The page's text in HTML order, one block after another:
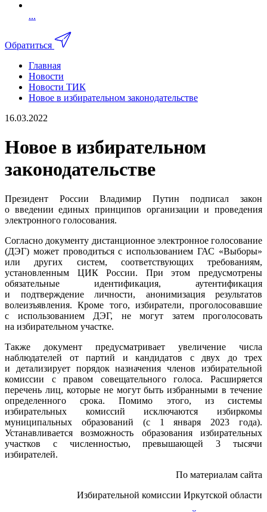
...
Обратиться
Главная
Новости
Новости ТИК
Новое в избирательном законодательстве
16.03.2022
Новое в избирательном
законодательстве
Президент России Владимир Путин подписал закон
о введении единых принципов организации и проведения
электронного голосования.
Согласно документу дистанционное электронное голосование
(ДЭГ) может проводиться с использованием ГАС «Выборы»
или других систем, соответствующих требованиям,
установленным ЦИК России. При этом предусмотрены
обязательные идентификация, аутентификация
и подтверждение личности, анонимизация результатов
волеизъявления. Кроме того, избиратели, проголосовавшие
с использованием ДЭГ, не могут затем проголосовать
на избирательном участке.
Также документ предусматривает увеличение числа
наблюдателей от партий и кандидатов с двух до трех
и детализирует порядок назначения членов избирательной
комиссии с правом совещательного голоса. Расширяется
перечень лиц, которые не могут быть избранными в течение
определенного срока. Помимо этого, из системы
избирательных комиссий исключаются избиркомы
муниципальных образований (с 1 января 2023 года).
Устанавливается возможность образования избирательных
участков с численностью, превышающей 3 тысячи
избирателей.
По материалам сайта
Избирательной комиссии Иркутской области